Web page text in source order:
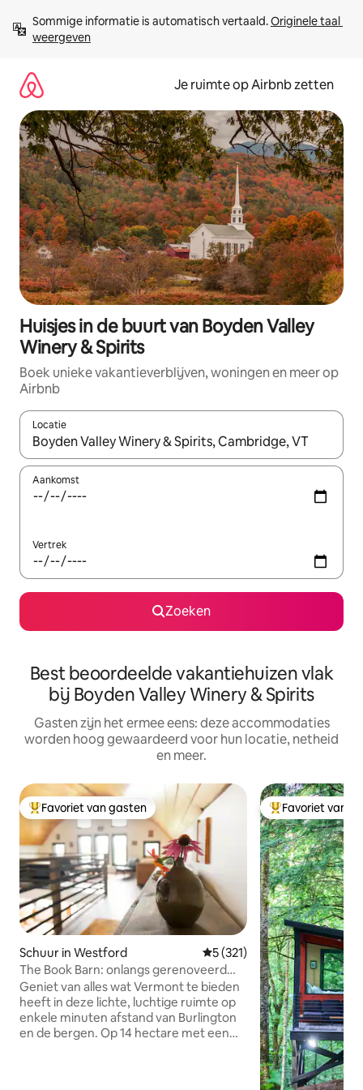
direct
naar
Sommige informatie is automatisch vertaald. Originele taal
weergeven
Je ruimte op Airbnb zetten
Huisjes in de buurt van Boyden Valley
Winery & Spirits
Boek unieke vakantieverblijven, woningen en meer op
Airbnb
Locatie
Wanneer er suggesties beschikbaar zijn, maak je een keuze
Aankomst
Vertrek
Zoeken
Best beoordeelde vakantiehuizen vlak
bij Boyden Valley Winery & Spirits
Gasten zijn het ermee eens: deze accommodaties
worden hoog gewaardeerd voor hun locatie, netheid
en meer.
Topfavoriet van gasten
Favoriet van gasten
Schuur in Westford Gemiddelde beoordeling
5 (321)
The Book Barn: onlangs gerenoveerd
pension
Geniet van alles wat Vermont te bieden
heeft in deze lichte, luchtige ruimte op
enkele minuten afstand van Burlington
en de bergen. Op 14 hectare met een
Topfavoriet van
Favoriet van